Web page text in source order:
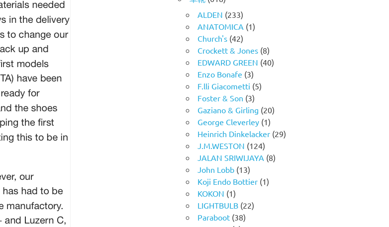
ALDEN (233)
ANATOMICA (1)
Church's (42)
Crockett & Jones (8)
EDWARD GREEN (40)
Enzo Bonafe (3)
F.lli Giacometti (5)
Foster & Son (3)
Gaziano & Girling (20)
George Cleverley (1)
Heinrich Dinkelacker (29)
J.M.WESTON (124)
JALAN SRIWIJAYA (8)
John Lobb (13)
Koji Endo Bottier (1)
KOKON (1)
LIGHTBULB (22)
Paraboot (38)